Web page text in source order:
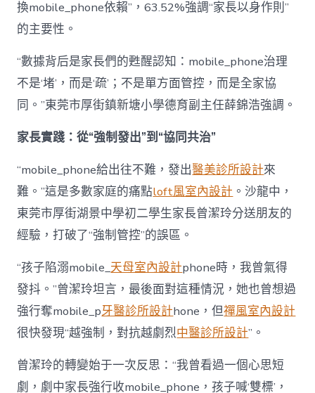
換mobile_phone依賴”，63.52%強調“家長以身作則”
的主要性。
“數據背后是家長們的甦醒認知：mobile_phone治理
不是‘堵’，而是‘疏’；不是單方面管控，而是全家協
同。”東莞市厚街鎮新塘小學德育副主任薛錦浩強調。
家長實踐：從“強制發出”到“協同共治”
“mobile_phone給出往不難，發出醫美診所設計來
難。”這是多數家庭的痛點loft風室內設計 。沙龍中，
東莞市厚街湖景中學初二學生家長曾潔玲分送朋友的
經驗，打破了“強制管控”的誤區。
“孩子陷溺mobile_天母室內設計phone時，我曾氣得
發抖。”曾潔玲坦言，最後面對這種情況，她也曾想過
強行奪mobile_p牙醫診所設計hone，但禪風室內設計
很快發現“越強制，對抗越劇烈中醫診所設計”。
曾潔玲的轉變始于一次反思：“我曾看過一個心思短
劇，劇中家長強行收mobile_phone，孩子喊‘雙標’，